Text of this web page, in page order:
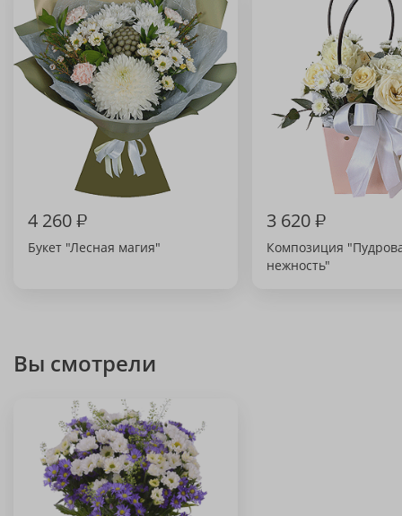
4 260₽
Букет "Лесная магия"
3 620₽
Композиция
нежность"
Вы смотрели